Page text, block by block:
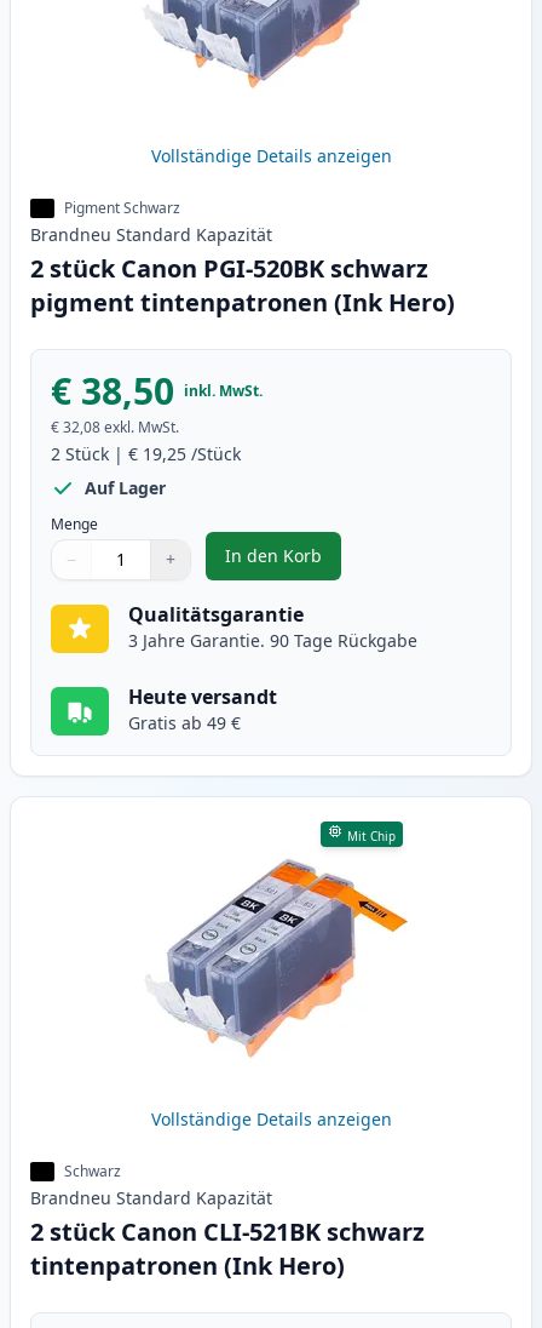
Vollständige Details anzeigen
Pigment Schwarz
Brandneu Standard Kapazität
2 stück Canon PGI-520BK schwarz
pigment tintenpatronen (Ink Hero)
€ 38,50 inkl. MwSt.
€ 32,08exkl. MwSt.
2 Stück | € 19,25 /Stück
Auf Lager
Menge
Verwenden Sie die Tasten, um anzupassen
− +
1
In den Korb
, 2 stück Canon PGI-520BK
Qualitätsgarantie
3 Jahre Garantie. 90 Tage Rückgabe
Heute versandt
Gratis ab 49 €
Mit Chip
Vollständige Details anzeigen
Schwarz
Brandneu Standard Kapazität
2 stück Canon CLI-521BK schwarz
tintenpatronen (Ink Hero)